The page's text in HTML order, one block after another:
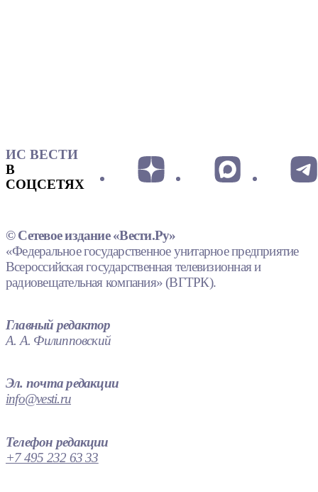
ИС ВЕСТИ
В
СОЦСЕТЯХ
© Сетевое издание «Вести.Ру»
«Федеральное государственное унитарное предприятие
Всероссийская государственная телевизионная и
радиовещательная компания» (ВГТРК).
Главный редактор
А. А. Филипповский
Эл. почта редакции
info@vesti.ru
Телефон редакции
+7 495 232 63 33